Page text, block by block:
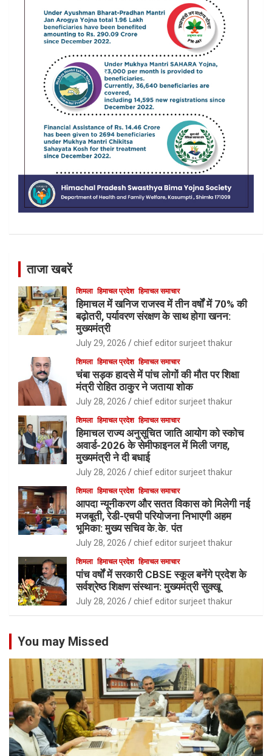
ताजा खबरें
शिमला हिमाचल प्रदेश हिमाचल समाचार
हिमाचल में खनिज राजस्व में तीन वर्षों में 70% की
बढ़ोतरी, पर्यावरण संरक्षण के साथ होगा खनन:
मुख्यमंत्री
July 29, 2026 chief editor surjeet thakur
शिमला हिमाचल प्रदेश हिमाचल समाचार
चंबा सड़क हादसे में पांच लोगों की मौत पर शिक्षा
मंत्री रोहित ठाकुर ने जताया शोक
July 28, 2026 chief editor surjeet thakur
शिमला हिमाचल प्रदेश हिमाचल समाचार
हिमाचल राज्य अनुसूचित जाति आयोग को स्कोच
अवार्ड-2026 के सेमीफाइनल में मिली जगह,
मुख्यमंत्री ने दी बधाई
July 28, 2026 chief editor surjeet thakur
शिमला हिमाचल प्रदेश हिमाचल समाचार
आपदा न्यूनीकरण और सतत विकास को मिलेगी नई
मजबूती, रेडी-एचपी परियोजना निभाएगी अहम
भूमिका: मुख्य सचिव के.के. पंत
July 28, 2026 chief editor surjeet thakur
शिमला हिमाचल प्रदेश हिमाचल समाचार
पांच वर्षों में सरकारी CBSE स्कूल बनेंगे प्रदेश के
सर्वश्रेष्ठ शिक्षण संस्थान: मुख्यमंत्री सुक्खू
July 28, 2026 chief editor surjeet thakur
You may Missed